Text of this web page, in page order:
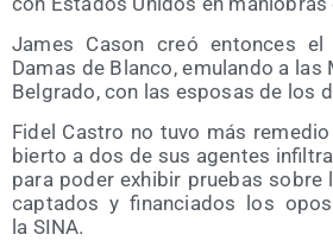
James Cason creó enton­ces
Damas de Blan­co, emu­lan­do a las
Bel­gra­do, con las espo­sas de los
Fidel Cas­tro no tuvo más
bier­to a dos de sus agen­tes
para poder exhi­bir prue­bas sobre
cap­ta­dos y finan­cia­dos los
la SINA.